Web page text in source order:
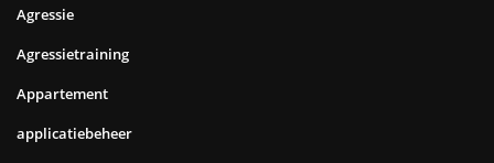
Agressie
Agressietraining
Appartement
applicatiebeheer